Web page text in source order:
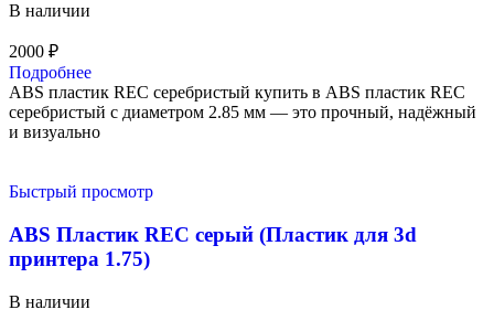
В наличии
2000 ₽
Подробнее
ABS пластик REC серебристый купить в ABS пластик REC
серебристый с диаметром 2.85 мм — это прочный, надёжный
и визуально
Быстрый просмотр
ABS Пластик REC серый (Пластик для 3d
принтера 1.75)
В наличии